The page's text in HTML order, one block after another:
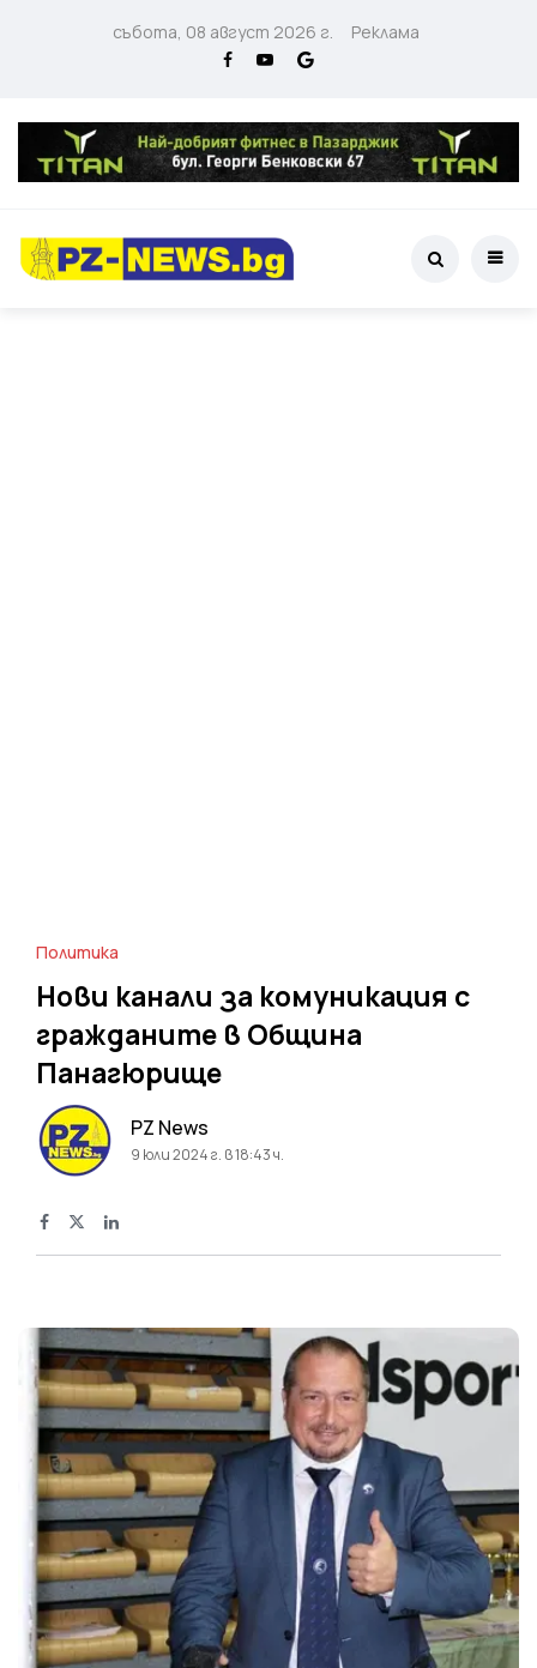
събота, 08 август 2026 г. Реклама
Политика
Нови канали за комуникация с
гражданите в Община
Панагюрище
PZ News
9 юли 2024 г. в 18:43 ч.